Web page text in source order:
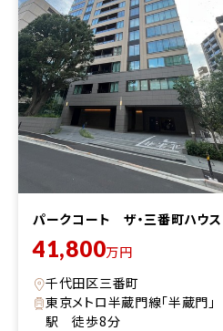
パークコート ザ・三番町ハウス
41,800万円
千代田区三番町
東京メトロ半蔵門線「半蔵門」
駅 徒歩8分